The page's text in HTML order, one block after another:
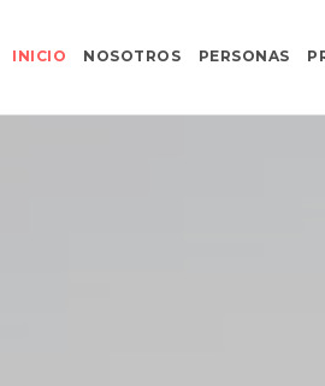
INICIO NOSOTROS PERSONAS